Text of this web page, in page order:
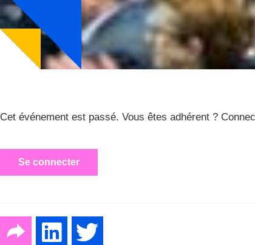
Cet événement est passé. Vous êtes adhérent ?
Se connecter